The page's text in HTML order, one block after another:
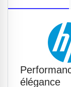
élégance